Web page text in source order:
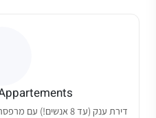
דירת ענק (עד 8 אנשים!)